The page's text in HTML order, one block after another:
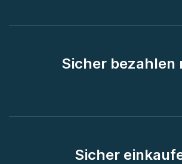
Sicher bezahlen
Sicher